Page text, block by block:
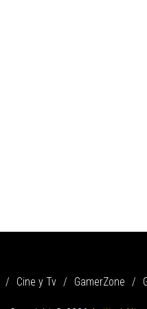
Cine y Tv GamerZone